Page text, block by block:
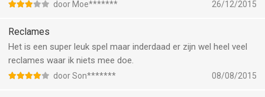
puzzels wanneer en waar je maar wilt.
Denk slim, experimenteer onbevreesd en zorg dat Om Nom
wetenschappelijke avontuur!
door Moe******* 26/12/2015
Reclames
Het is een super leuk spel maar inderdaad er zijn wel heel veel
reclames waar ik niets mee doe.
door Son******* 08/08/2015